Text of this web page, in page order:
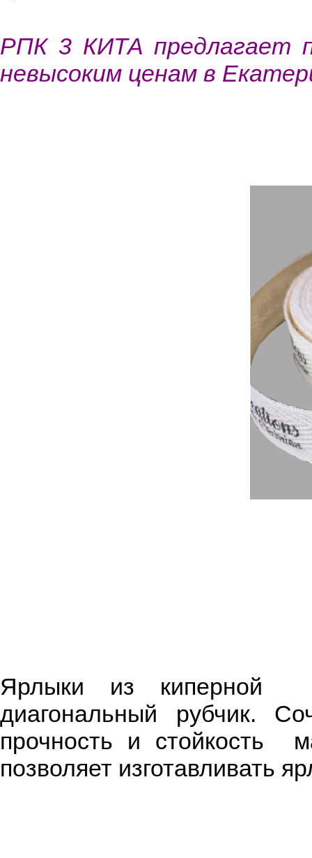
РПК 3 КИТА предлагает
невысоким ценам в
Ярлыки из киперной
диагональный рубчик.
прочность и стойкость
позволяет изготавливать